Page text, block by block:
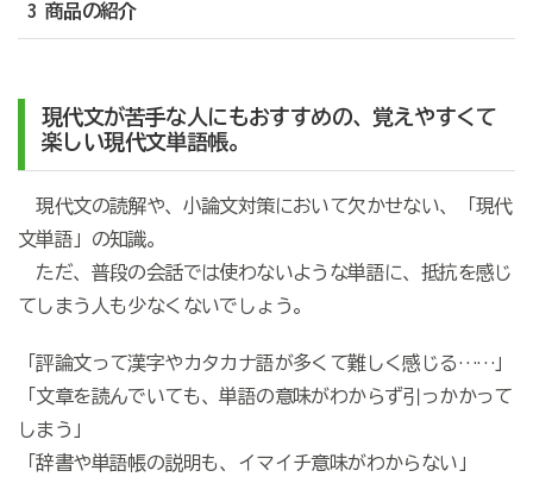
3 商品の紹介
現代文が苦手な人にもおすすめの、覚えやすくて
楽しい現代文単語帳。
現代文の読解や、小論文対策において欠かせない、「現代
文単語」の知識。
ただ、普段の会話では使わないような単語に、抵抗を感じ
てしまう人も少なくないでしょう。
「評論文って漢字やカタカナ語が多くて難しく感じる……」
「文章を読んでいても、単語の意味がわからず引っかかって
しまう」
「辞書や単語帳の説明も、イマイチ意味がわからない」